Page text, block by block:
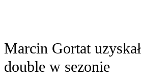
Marcin Gortat
double w sezonie